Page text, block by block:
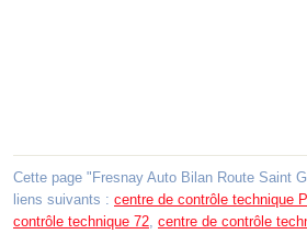
Cette page "Fresnay Auto Bilan Route Saint
liens suivants : centre de contrôle technique
contrôle technique 72, centre de contrôle